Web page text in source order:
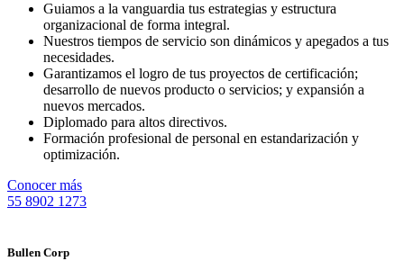
Guiamos a la vanguardia tus estrategias y estructura
organizacional de forma integral.
Nuestros tiempos de servicio son dinámicos y apegados a tus
necesidades.
Garantizamos el logro de tus proyectos de certificación;
desarrollo de nuevos producto o servicios; y expansión a
nuevos mercados.
Diplomado para altos directivos.
Formación profesional de personal en estandarización y
optimización.
Conocer más
55 8902 1273
Bullen Corp